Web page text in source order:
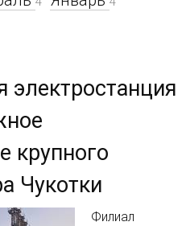
электростанция
крупного
Чукотки
Филиал